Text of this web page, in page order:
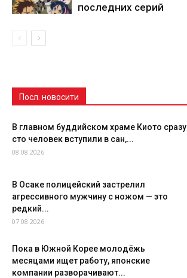
последних серий
Посл. новосити
В главном буддийском храме Киото сразу
сто человек вступили в сан,...
08.08.2026
В Осаке полицейский застрелил
агрессивного мужчину с ножом — это
редкий...
07.08.2026
Пока в Южной Корее молодёжь
месяцами ищет работу, японские
компании разворачивают...